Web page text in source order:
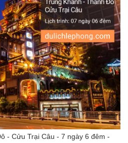
- Cửu Trại Câu - 7 ngày 6 đêm -